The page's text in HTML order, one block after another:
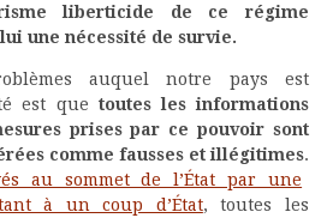
liberticide de ce régime
une nécessité de survie.
auquel notre pays est
est que toutes les informations
prises par ce pouvoir sont
comme fausses et illégitimes.
au sommet de l’État par une
à un coup d’État, toutes les